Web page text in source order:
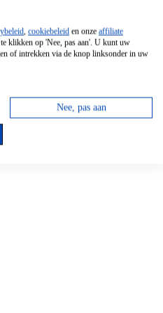
, cookiebeleid en onze affiliate
klikken op 'Nee, pas aan'. U kunt uw
of intrekken via de knop linksonder in uw
Nee, pas aan